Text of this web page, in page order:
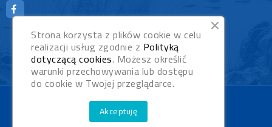
© 2026 - Rybypyszczaki.pl
Strona korzysta z plików cookie w celu
realizacji usług zgodnie z Polityką
dotyczącą cookies. Możesz określić
warunki przechowywania lub dostępu
do cookie w Twojej przeglądarce.
Akceptuję